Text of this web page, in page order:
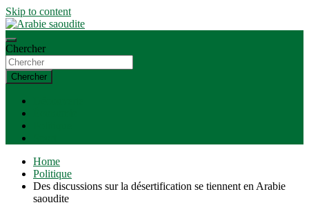
Skip to content
Arabie saoudite
Actualité, économie, sport
Chercher
Chercher
Home
Politique
Des discussions sur la désertification se tiennent en Arabie
saoudite